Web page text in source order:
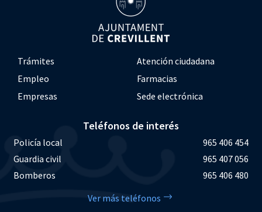
Trámites
Atención ciudadana
Empleo
Farmacias
Empresas
Sede electrónica
Teléfonos de interés
Policía local
965 406 454
Guardia civil
965 407 056
Bomberos
965 406 480
Ver más teléfonos